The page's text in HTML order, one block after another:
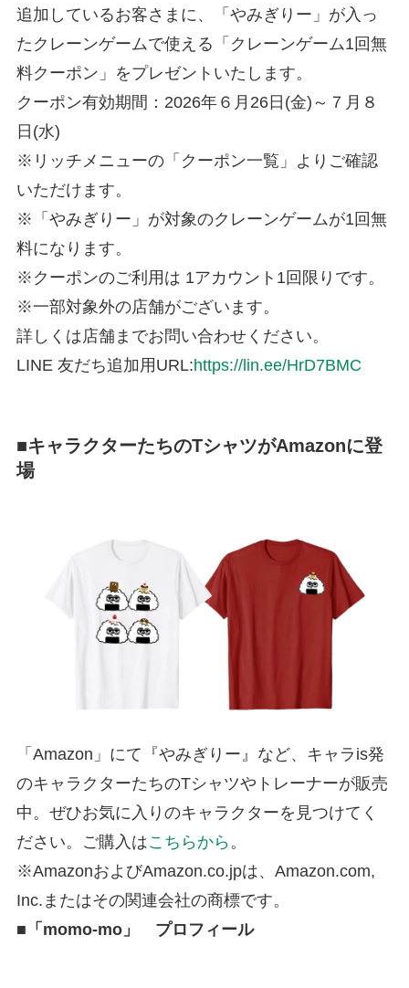
追加しているお客さまに、「やみぎりー」が入っ
たクレーンゲームで使える「クレーンゲーム1回無
料クーポン」をプレゼントいたします。
クーポン有効期間：2026年６月26日(金)～７月８
日(水)
※リッチメニューの「クーポン一覧」よりご確認
いただけます。
※「やみぎりー」が対象のクレーンゲームが1回無
料になります。
※クーポンのご利用は 1アカウント1回限りです。
※一部対象外の店舗がございます。
詳しくは店舗までお問い合わせください。
LINE 友だち追加用URL:https://lin.ee/HrD7BMC
■キャラクターたちのTシャツがAmazonに登
場
「Amazon」にて『やみぎりー』など、キャラis発
のキャラクターたちのTシャツやトレーナーが販売
中。ぜひお気に入りのキャラクターを見つけてく
ださい。ご購入はこちらから。
※AmazonおよびAmazon.co.jpは、Amazon.com,
Inc.またはその関連会社の商標です。
■「momo-mo」 プロフィール